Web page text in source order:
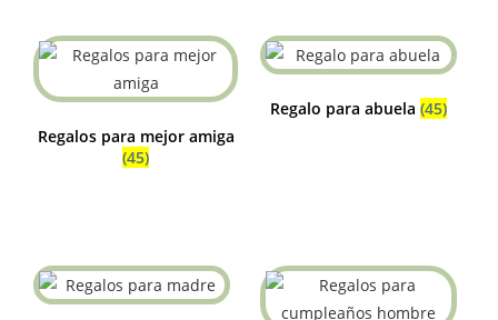
Regalos para mejor amiga
(45)
Regalo para abuela (45)